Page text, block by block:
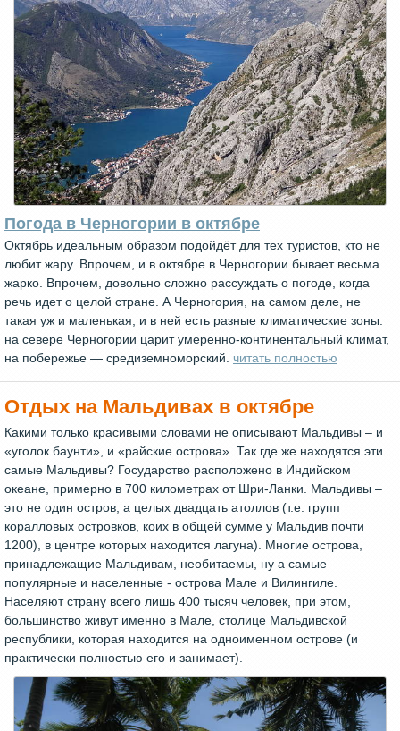
Погода в Черногории в октябре
Октябрь идеальным образом подойдёт для тех туристов, кто не
любит жару. Впрочем, и в октябре в Черногории бывает весьма
жарко. Впрочем, довольно сложно рассуждать о погоде, когда
речь идет о целой стране. А Черногория, на самом деле, не
такая уж и маленькая, и в ней есть разные климатические зоны:
на севере Черногории царит умеренно-континентальный климат,
на побережье — средиземноморский. читать полностью
Отдых на Мальдивах в октябре
Какими только красивыми словами не описывают Мальдивы – и
«уголок баунти», и «райские острова». Так где же находятся эти
самые Мальдивы? Государство расположено в Индийском
океане, примерно в 700 километрах от Шри-Ланки. Мальдивы –
это не один остров, а целых двадцать атоллов (т.е. групп
коралловых островков, коих в общей сумме у Мальдив почти
1200), в центре которых находится лагуна). Многие острова,
принадлежащие Мальдивам, необитаемы, ну а самые
популярные и населенные - острова Мале и Вилингиле.
Населяют страну всего лишь 400 тысяч человек, при этом,
большинство живут именно в Мале, столице Мальдивской
республики, которая находится на одноименном острове (и
практически полностью его и занимает).